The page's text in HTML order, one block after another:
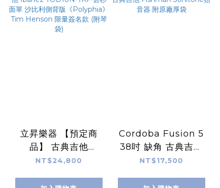
立昇樂器 【預定商
品】 古典吉他
Ibanez TOD10N-
NT$24,800
Cordoba Fusion 5
38吋 缺角 古典吉他
Fishman Sonitone
NT$17,500